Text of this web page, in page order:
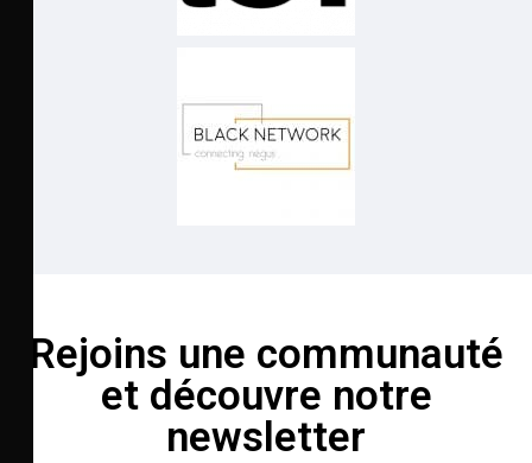
Rejoins une communauté
et découvre notre
newsletter